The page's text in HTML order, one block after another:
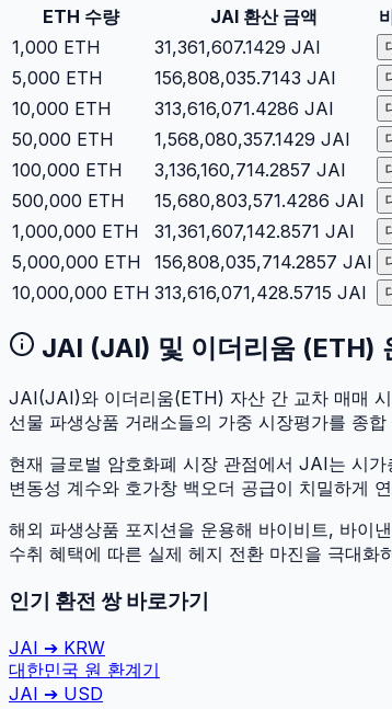
ETH 수량 JAI환산 금액
1,000 ETH 31,361,607.1429 JAI
5,000 ETH 156,808,035.7143 JAI
10,000 ETH 313,616,071.4286 JAI
50,000 ETH 1,568,080,357.1429 JAI
100,000 ETH 3,136,160,714.2857 JAI
500,000 ETH 15,680,803,571.4286 JAI
1,000,000 ETH 31,361,607,142.8571 JAI
5,000,000 ETH 156,808,035,714.2857 JAI
10,000,000 ETH 313,616,071,428.5715 JAI
JAI (JAI) 및 이더리움 (ETH)
JAI(JAI)와 이더리움(ETH) 자산 간 교차 매매
선물 파생상품 거래소들의 가중 시장평가를 종
현재 글로벌 암호화폐 시장 관점에서 JAI는 시가
변동성 계수와 호가창 백오더 공급이 치밀하게
해외 파생상품 포지션을 운용해 바이비트, 바이
수취 혜택에 따른 실제 헤지 전환 마진을 극대화
인기 환전 쌍 바로가기
JAI ➔ KRW
대한민국 원 환계기
JAI ➔ USD